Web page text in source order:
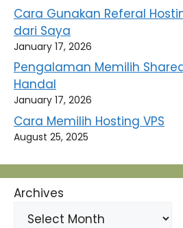
Cara Gunakan Referal
dari Saya
January 17, 2026
Pengalaman Memilih
Handal
January 17, 2026
Cara Memilih Hosting VPS
August 25, 2025
Archives